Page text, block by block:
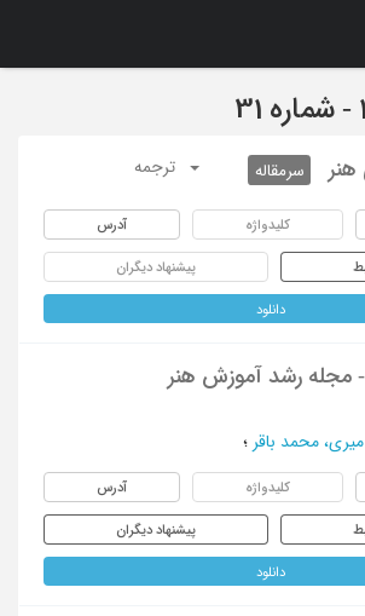
هنر سرمقاله ترجمه
کلیدواژه آدرس
پیشنهاد دیگران
دانلود
مجله رشد آموزش هنر
میری، محمد باقر ؛
کلیدواژه آدرس
پیشنهاد دیگران
دانلود